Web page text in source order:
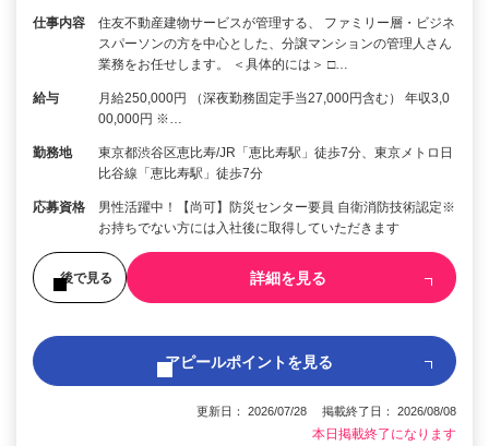
仕事内容
住友不動産建物サービスが管理する、 ファミリー層・ビジネ
スパーソンの方を中心とした、分譲マンションの管理人さん
業務をお任せします。 ＜具体的には＞ □…
給与
月給250,000円 （深夜勤務固定手当27,000円含む） 年収3,0
00,000円 ※…
勤務地
東京都渋谷区恵比寿/JR「恵比寿駅」徒歩7分、東京メトロ日
比谷線「恵比寿駅」徒歩7分
応募資格
男性活躍中！【尚可】防災センター要員 自衛消防技術認定※
お持ちでない方には入社後に取得していただきます
後で見る 詳細を見る
アピールポイントを見る
更新日： 2026/07/28 掲載終了日： 2026/08/08
本日掲載終了になります